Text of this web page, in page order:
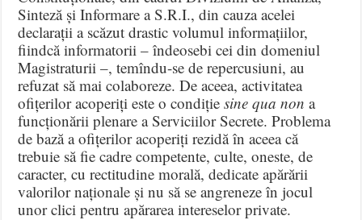
Sinteză și Informare a S.R.I., din cauza acelei
declarații a scăzut drastic volumul informațiilor,
fiindcă informatorii – îndeosebi cei din domeniul
Magistraturii –, temîndu-se de repercusiuni, au
refuzat să mai colaboreze. De aceea, activitatea
ofițerilor acoperiți este o condițiesine qua non a
funcționării plenare a Serviciilor Secrete. Problema
de bază a ofițerilor acoperiți rezidă în aceea că
trebuie să fie cadre competente, culte, oneste, de
caracter, cu rectitudine morală, dedicate apărării
valorilor naționale și nu să se angreneze în jocul
unor clici pentru apărarea intereselor private.